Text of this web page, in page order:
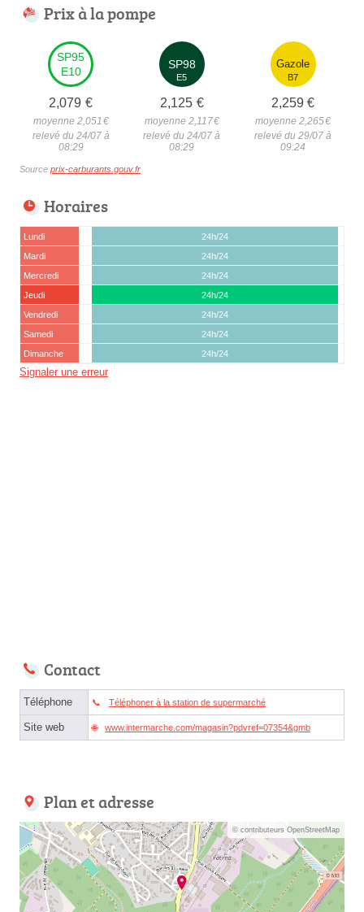
Prix à la pompe
SP95
E10
2,079 €
moyenne 2,051 €
relevé du 24/07 à
08:29
SP98
E5
2,125 €
moyenne 2,117€
relevé du 24/07 à
08:29
Gazole
B7
2,259 €
moyenne 2,265€
relevé du 29/07 à
09:24
Source prix-carburants.gouv.fr
Horaires
Lundi
24h/24
Mardi
24h/24
Mercredi
24h/24
Jeudi
24h/24
Vendredi
24h/24
Samedi
24h/24
Dimanche
24h/24
Signaler une erreur
Contact
Téléphone Téléphoner à la station de supermarché
Site web www.intermarche.com/magasin?pdvref=07354&gmb
Plan et adresse
© contributeurs OpenStreetMap